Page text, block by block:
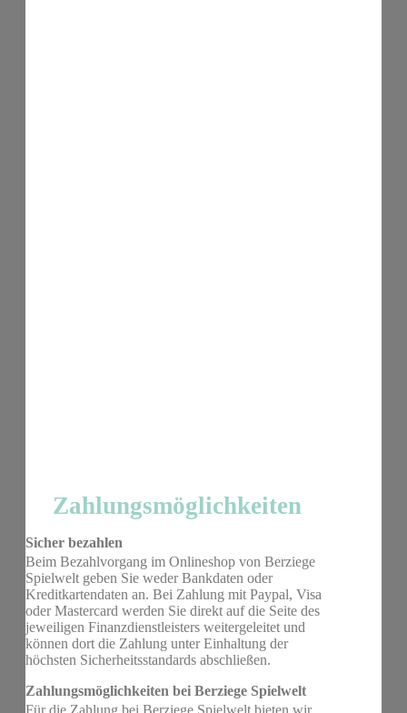
Zahlungsmöglichkeiten
Sicher bezahlen
Beim Bezahlvorgang im Onlineshop von Berziege
Spielwelt geben Sie weder Bankdaten oder
Kreditkartendaten an. Bei Zahlung mit Paypal, Visa
oder Mastercard werden Sie direkt auf die Seite des
jeweiligen Finanzdienstleisters weitergeleitet und
können dort die Zahlung unter Einhaltung der
höchsten Sicherheitsstandards abschließen.
Zahlungsmöglichkeiten bei Berziege Spielwelt
Für die Zahlung bei Berziege Spielwelt bieten wir